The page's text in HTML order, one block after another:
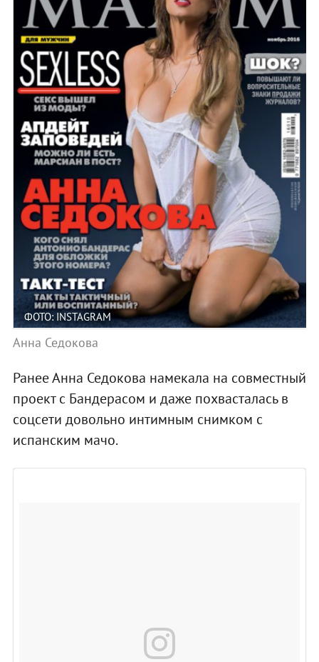
ФОТО: INSTAGRAM
Анна Седокова
Ранее Анна Седокова намекала на совместный
проект с Бандерасом и даже похвасталась в
соцсети довольно интимным снимком с
испанским мачо.